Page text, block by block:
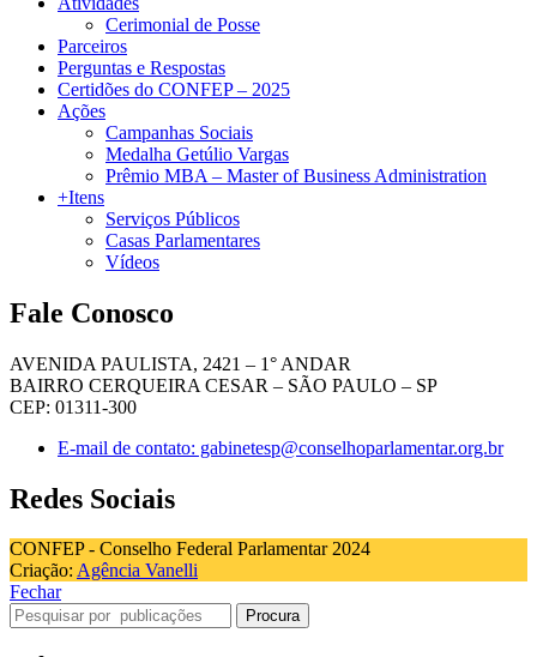
Cerimonial de Posse
Parceiros
Perguntas e Respostas
Certidões do CONFEP – 2025
Ações
Campanhas Sociais
Medalha Getúlio Vargas
Prêmio MBA – Master of Business Administration
+Itens
Serviços Públicos
Casas Parlamentares
Vídeos
Fale Conosco
AVENIDA PAULISTA, 2421 – 1° ANDAR
BAIRRO CERQUEIRA CESAR – SÃO PAULO – SP
CEP: 01311-300
E-mail de contato: gabinetesp@conselhoparlamentar.org.br
Redes Sociais
CONFEP - Conselho Federal Parlamentar 2024
Criação: Agência Vanelli
Fechar
Procura